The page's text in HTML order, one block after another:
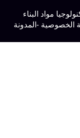
مواد البناء
-المدونة